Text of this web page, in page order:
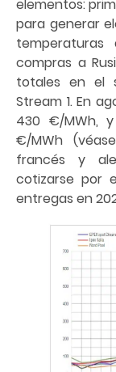
elementos:
para generar
temperaturas
compras a
totales en el
Stream 1. En
430 €/MWh,
€/MWh
francés y
cotizarse por
entregas en